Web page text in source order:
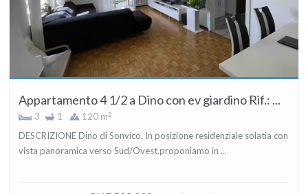
Appartamento 4 1/2 a Dino con ev giardino Rif.: ...
3 1 120 m2
DESCRIZIONE Dino di Sonvico. In posizione residenziale solatia con
vista panoramica verso Sud/Ovest.proponiamo in ...